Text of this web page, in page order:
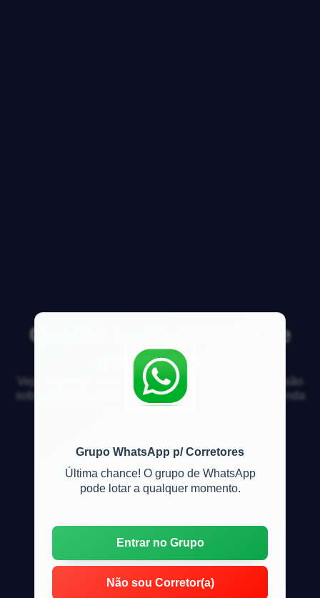
Grupo WhatsApp p/ Corretores
Última chance! O grupo de WhatsApp
pode lotar a qualquer momento.
Entrar no Grupo
Não sou Corretor(a)
Quanto custa certidão de
inteiro teor?
Veja respostas de especialistas e participe da discussão
sobre mercado imobiliário, financiamento, compra, venda
e locação de imóveis